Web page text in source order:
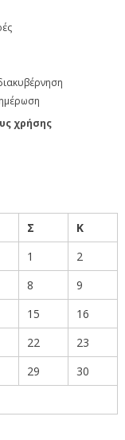
χρήσης
Σ
Κ
1
2
8
9
15
16
22
23
29
30